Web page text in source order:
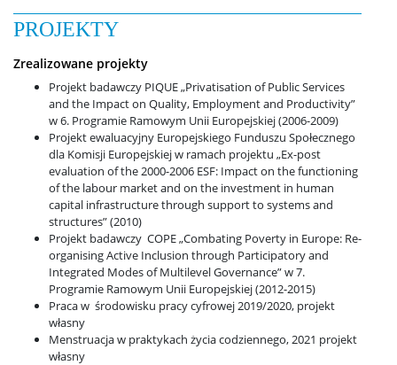
PROJEKTY
Zrealizowane projekty
Projekt badawczy PIQUE „Privatisation of Public Services
and the Impact on Quality, Employment and Productivity”
w 6. Programie Ramowym Unii Europejskiej (2006-2009)
Projekt ewaluacyjny Europejskiego Funduszu Społecznego
dla Komisji Europejskiej w ramach projektu „Ex-post
evaluation of the 2000-2006 ESF: Impact on the functioning
of the labour market and on the investment in human
capital infrastructure through support to systems and
structures” (2010)
Projekt badawczy COPE „Combating Poverty in Europe: Re-
organising Active Inclusion through Participatory and
Integrated Modes of Multilevel Governance” w 7.
Programie Ramowym Unii Europejskiej (2012-2015)
Praca w środowisku pracy cyfrowej 2019/2020, projekt
własny
Menstruacja w praktykach życia codziennego, 2021 projekt
własny